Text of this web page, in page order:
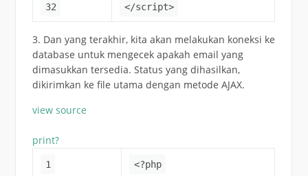
32 </script>
3. Dan yang terakhir, kita akan melakukan koneksi ke
database untuk mengecek apakah email yang
dimasukkan tersedia. Status yang dihasilkan,
dikirimkan ke file utama dengan metode AJAX.
view source
print?
1 <?php